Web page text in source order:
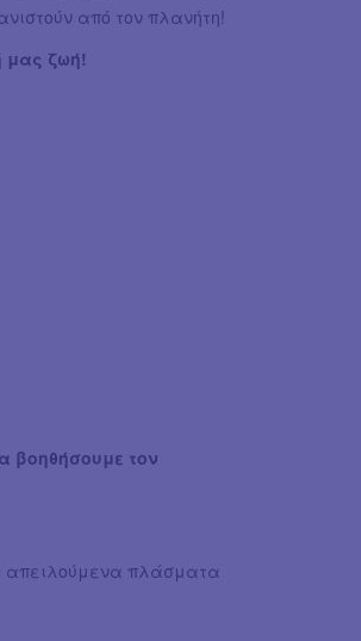
από τον πλανήτη!
μας ζωή!
βοηθήσουμε τον
απειλούμενα πλάσματα